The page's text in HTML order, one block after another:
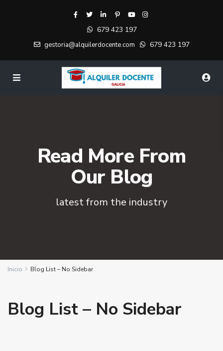
679 423 197
gestoria@alquilerdocente.com 679 423 197
Read More From
Our Blog
latest from the industry
Inicio Blog List – No Sidebar
Blog List – No Sidebar